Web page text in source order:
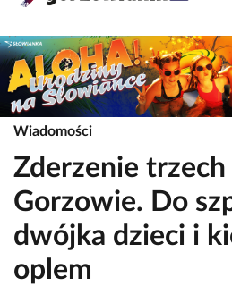
Wiadomości
Zderzenie
Gorzowie. Do
dwójka dzieci i
oplem